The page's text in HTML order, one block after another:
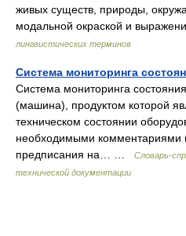
живых существ, природы,
модальной окраской и
лингвистических терминов
Система мониторинга
Система мониторинга
(машина), продуктом которой
техническом состоянии
необходимыми комментариями
предписания на… …
Словарь-
технической документации